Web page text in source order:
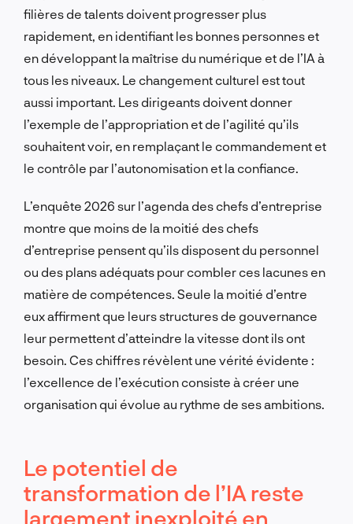
filières de talents doivent progresser plus
rapidement, en identifiant les bonnes personnes et
en développant la maîtrise du numérique et de l’IA à
tous les niveaux. Le changement culturel est tout
aussi important. Les dirigeants doivent donner
l’exemple de l’appropriation et de l’agilité qu’ils
souhaitent voir, en remplaçant le commandement et
le contrôle par l’autonomisation et la confiance.
L’enquête 2026 sur l’agenda des chefs d’entreprise
montre que moins de la moitié des chefs
d’entreprise pensent qu’ils disposent du personnel
ou des plans adéquats pour combler ces lacunes en
matière de compétences. Seule la moitié d’entre
eux affirment que leurs structures de gouvernance
leur permettent d’atteindre la vitesse dont ils ont
besoin. Ces chiffres révèlent une vérité évidente :
l’excellence de l’exécution consiste à créer une
organisation qui évolue au rythme de ses ambitions.
Le potentiel de
transformation de l’IA reste
largement inexploité en